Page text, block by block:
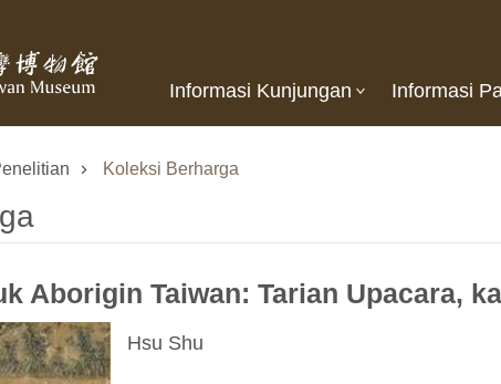
Informasi Kunjungan Informasi
Koleksi Berharga
Aborigin Taiwan: Tarian Upacara,
Hsu Shu